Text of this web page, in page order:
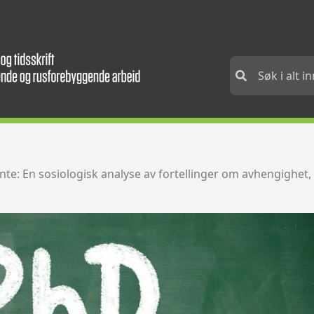
En sosiologisk analyse av fortellinger om